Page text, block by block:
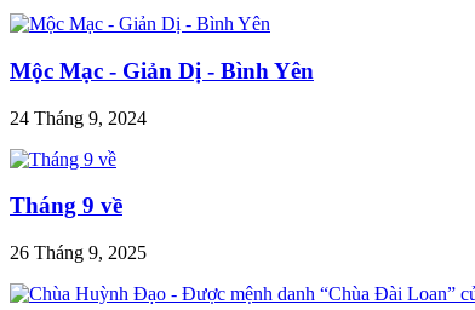
Mộc Mạc - Giản Dị - Bình Yên
24 Tháng 9, 2024
Tháng 9 về
26 Tháng 9, 2025